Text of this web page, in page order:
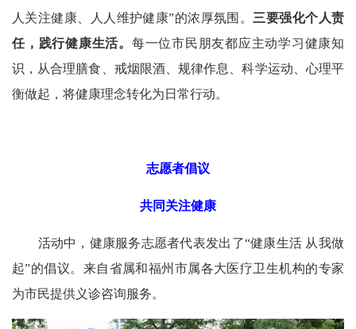
人关注健康、人人维护健康”的浓厚氛围。 三要强化个人责
任，践行健康生活。 每一位市民朋友都应主动学习健康知
识，从合理膳食、戒烟限酒、规律作息、科学运动、心理平
衡做起，将健康理念转化为日常行动。
志愿者倡议
共同关注健康
活动中，健康服务志愿者代表发出了“健康生活 从我做
起”的倡议。来自省属和福州市属各大医疗卫生机构的专家
为市民提供义诊咨询服务。